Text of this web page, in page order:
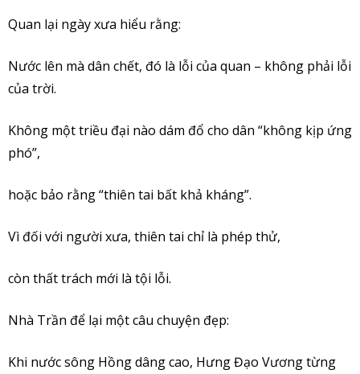
Quan lại ngày xưa hiểu rằng:
Nước lên mà dân chết, đó là lỗi của quan – không phải lỗi
của trời.
Không một triều đại nào dám đổ cho dân “không kịp ứng
phó”,
hoặc bảo rằng “thiên tai bất khả kháng”.
Vì đối với người xưa, thiên tai chỉ là phép thử,
còn thất trách mới là tội lỗi.
Nhà Trần để lại một câu chuyện đẹp:
Khi nước sông Hồng dâng cao, Hưng Đạo Vương từng